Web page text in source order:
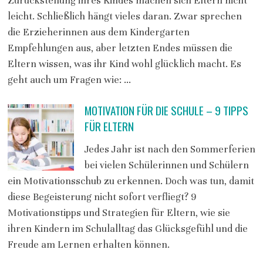
leicht. Schließlich hängt vieles daran. Zwar sprechen
die Erzieherinnen aus dem Kindergarten
Empfehlungen aus, aber letzten Endes müssen die
Eltern wissen, was ihr Kind wohl glücklich macht. Es
geht auch um Fragen wie: …
MOTIVATION FÜR DIE SCHULE – 9 TIPPS
FÜR ELTERN
Jedes Jahr ist nach den Sommerferien
bei vielen Schülerinnen und Schülern
ein Motivationsschub zu erkennen. Doch was tun, damit
diese Begeisterung nicht sofort verfliegt? 9
Motivationstipps und Strategien für Eltern, wie sie
ihren Kindern im Schulalltag das Glücksgefühl und die
Freude am Lernen erhalten können.